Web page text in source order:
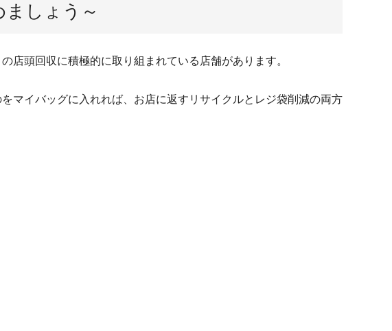
しょう～
頭回収に積極的に取り組まれている店舗があります。
マイバッグに入れれば、お店に返すリサイクルとレジ袋削減の両方